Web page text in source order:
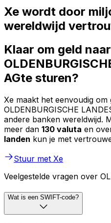
Xe wordt door
wereldwijd
Klaar om geld naar
AGte sturen?
Xe maakt het eenvoudig
OLDENBURGISCHE
andere banken wereldwijd.
meer dan 130 valuta en
landen kun je met
Stuur met Xe
Veelgestelde vragen over
Wat is een SWIFT-code?